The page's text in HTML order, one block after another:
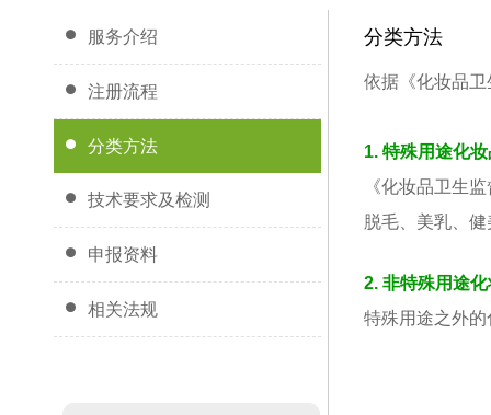
服务介绍
注册流程
分类方法
技术要求及检测
申报资料
相关法规
分类方法
依据《化妆品
1. 特殊用途化
《化妆品卫生
脱毛、美乳、
2. 非特殊用途
特殊用途之外的